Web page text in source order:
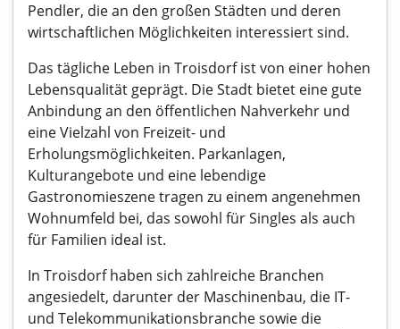
Pendler, die an den großen Städten und deren
wirtschaftlichen Möglichkeiten interessiert sind.
Das tägliche Leben in Troisdorf ist von einer hohen
Lebensqualität geprägt. Die Stadt bietet eine gute
Anbindung an den öffentlichen Nahverkehr und
eine Vielzahl von Freizeit- und
Erholungsmöglichkeiten. Parkanlagen,
Kulturangebote und eine lebendige
Gastronomieszene tragen zu einem angenehmen
Wohnumfeld bei, das sowohl für Singles als auch
für Familien ideal ist.
In Troisdorf haben sich zahlreiche Branchen
angesiedelt, darunter der Maschinenbau, die IT-
und Telekommunikationsbranche sowie die